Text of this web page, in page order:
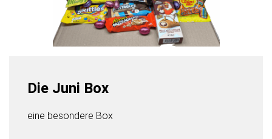
Die Juni Box
eine besondere Box